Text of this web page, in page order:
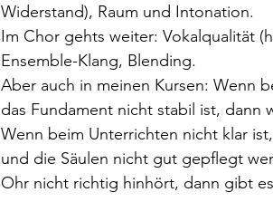
Widerstand), Raum und Intonation.
Im Chor gehts weiter: Vokalqualität
Ensemble-Klang, Blending.
Aber auch in meinen Kursen: Wenn
das Fundament nicht stabil ist, dann
Wenn beim Unterrichten nicht klar
und die Säulen nicht gut gepflegt
Ohr nicht richtig hinhört, dann gibt